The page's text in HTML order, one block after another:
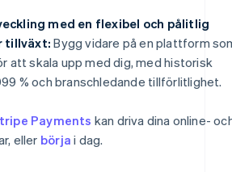
med en flexibel och pålitlig
tillväxt:Bygg vidare på en plattform
att skala upp med dig, med historisk
% och branschledande tillförlitlighet.
Payments kan driva dina online-
eller börja i dag.